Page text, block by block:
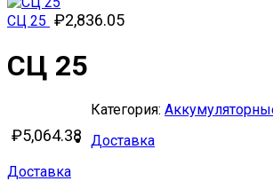
СЦ 25 ₽2,836.05
СЦ 25
₽5,064.38
Категория:
Доставка
Доставка